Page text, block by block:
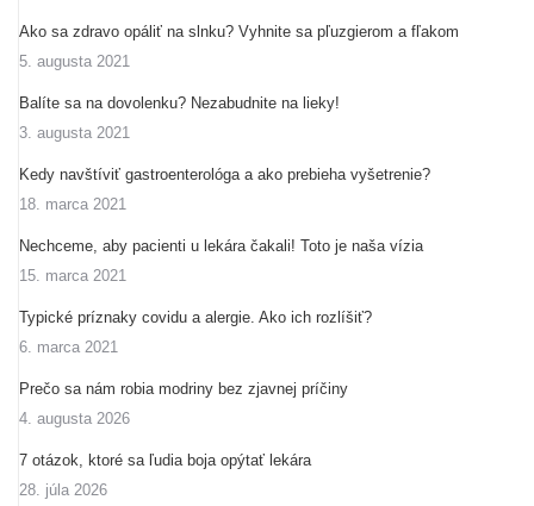
Ako sa zdravo opáliť na slnku? Vyhnite sa pľuzgierom a fľakom
5. augusta 2021
Balíte sa na dovolenku? Nezabudnite na lieky!
3. augusta 2021
Kedy navštíviť gastroenterológa a ako prebieha vyšetrenie?
18. marca 2021
Nechceme, aby pacienti u lekára čakali! Toto je naša vízia
15. marca 2021
Typické príznaky covidu a alergie. Ako ich rozlíšiť?
6. marca 2021
Prečo sa nám robia modriny bez zjavnej príčiny
4. augusta 2026
7 otázok, ktoré sa ľudia boja opýtať lekára
28. júla 2026